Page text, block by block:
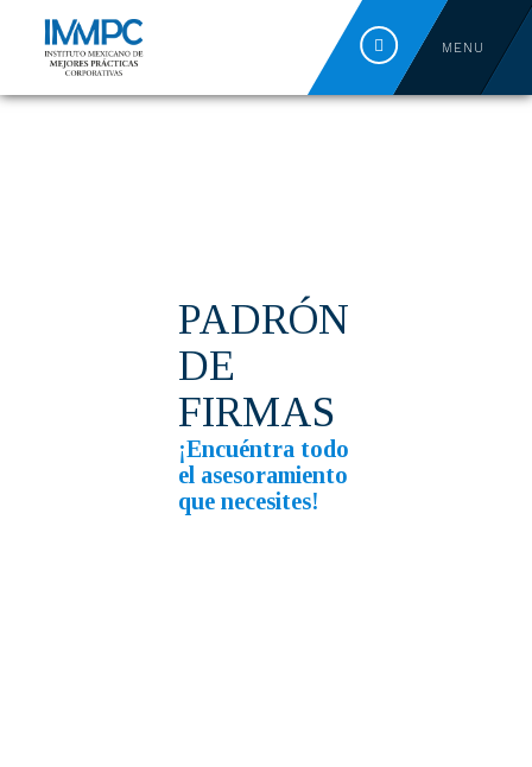
MENU
PADRÓN
DE
FIRMAS
¡Encuéntra todo
el asesoramiento
que necesites!